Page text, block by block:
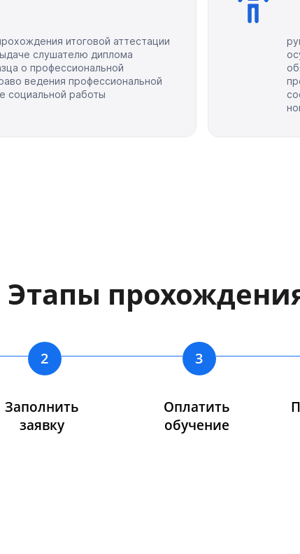
итоговой аттестации
слушателю диплома
о профессиональной
ведения профессиональной
социальной работы
Этапы
2
Заполнить
заявку
3
Оплатить
обучение